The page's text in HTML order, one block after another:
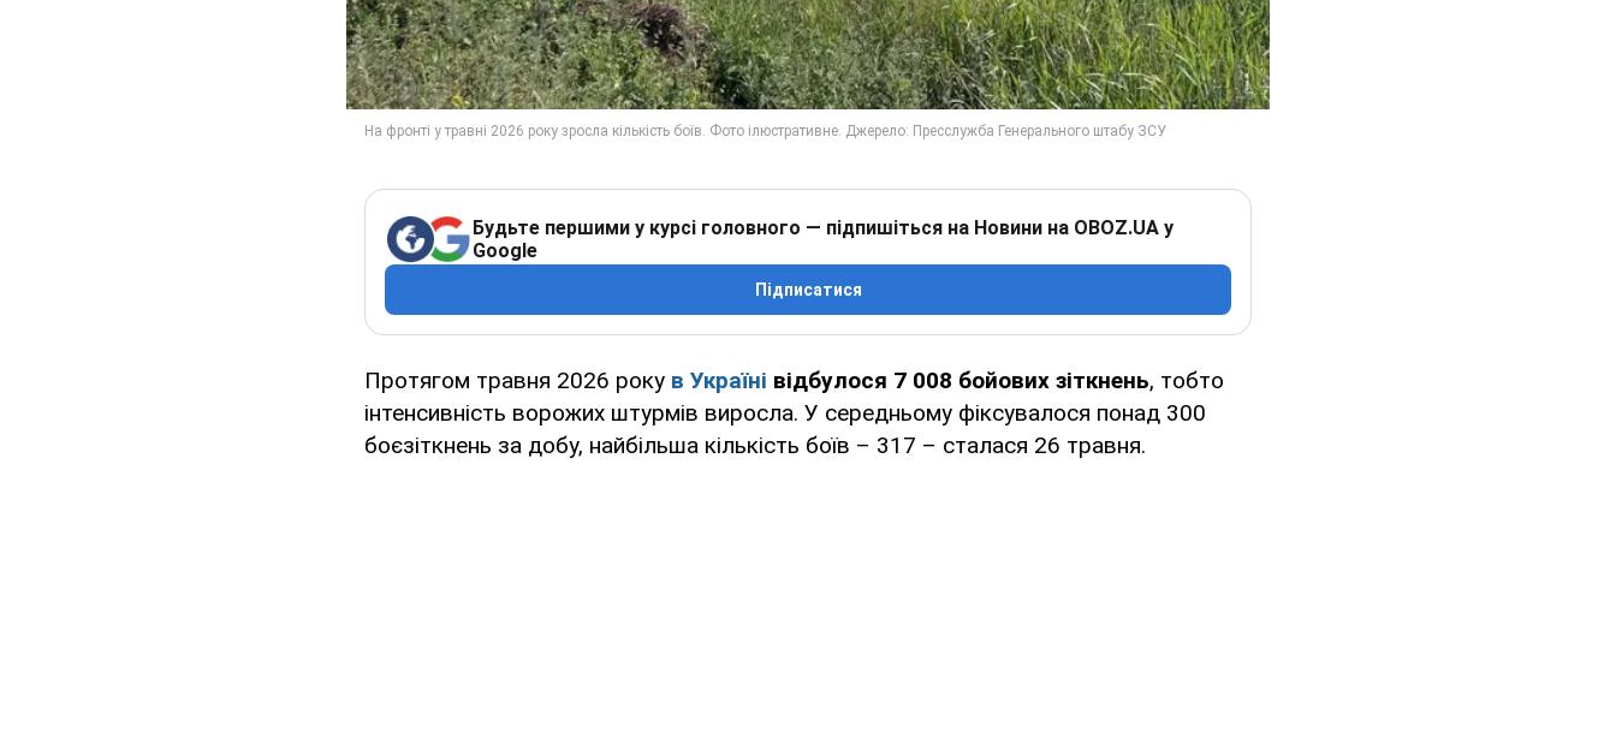
Будьте першими у курсі головного — підпишіться на Новини на OBOZ.UA у
Google
Підписатися
Протягом травня 2026 року в Україні відбулося 7 008 бойових зіткнень, тобто
інтенсивність ворожих штурмів виросла. У середньому фіксувалося понад 300
боєзіткнень за добу, найбільша кількість боїв – 317 – сталася 26 травня.